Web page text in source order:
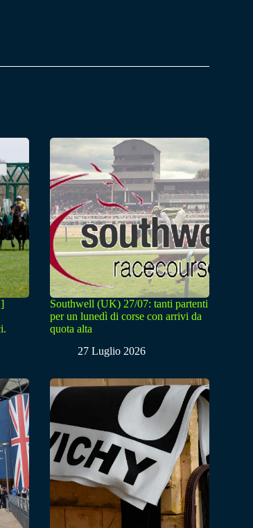
Southwell (UK) 27/07: tanti partenti
per un lunedì di corse con arrivi da
quota alta
27 Luglio 2026